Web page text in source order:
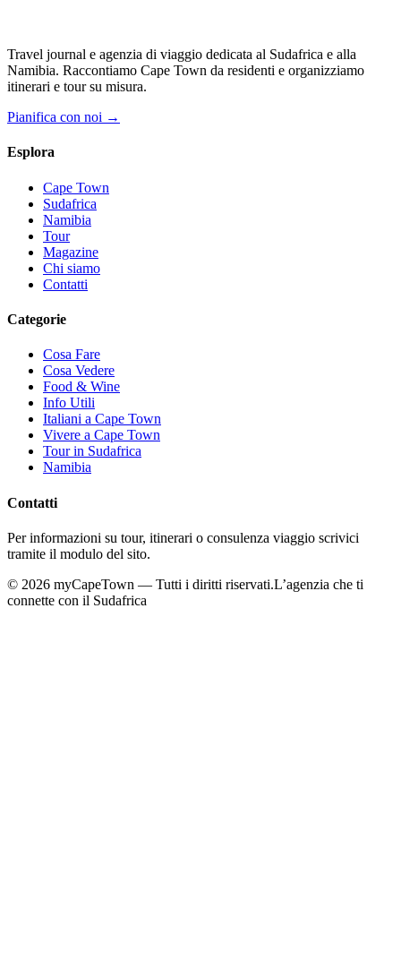
Travel journal e agenzia di viaggio dedicata al Sudafrica e alla
Namibia. Raccontiamo Cape Town da residenti e organizziamo
itinerari e tour su misura.
Pianifica con noi →
Esplora
Cape Town
Sudafrica
Namibia
Tour
Magazine
Chi siamo
Contatti
Categorie
Cosa Fare
Cosa Vedere
Food & Wine
Info Utili
Italiani a Cape Town
Vivere a Cape Town
Tour in Sudafrica
Namibia
Contatti
Per informazioni su tour, itinerari o consulenza viaggio scrivici
tramite il modulo del sito.
© 2026 myCapeTown — Tutti i diritti riservati.L’agenzia che ti
connette con il Sudafrica